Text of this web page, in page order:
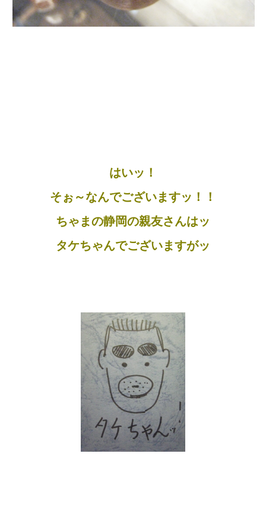
はいッ！
そぉ～なんでございますッ！！
ちゃまの静岡の親友さんはッ
タケちゃんでございますがッ